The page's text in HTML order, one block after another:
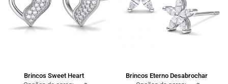
Brincos Sweet Heart
Brincos Eterno Desabrochar